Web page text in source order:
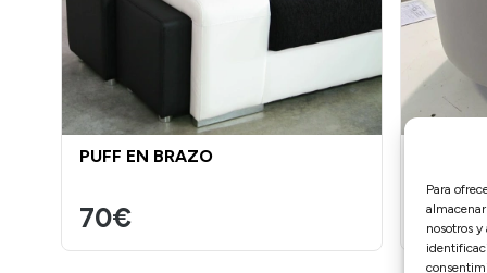
Para
nosotros
PUFF EN BRAZO
70€ 150€